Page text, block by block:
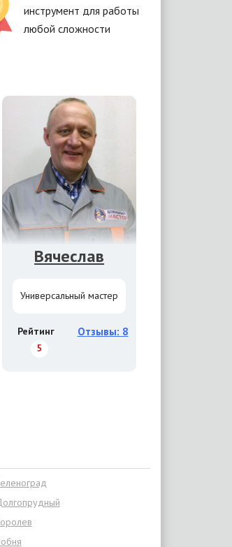
инструмент для работы
любой сложности
Вячеслав
Универсальный мастер
Рейтинг
5
Отзывы: 8